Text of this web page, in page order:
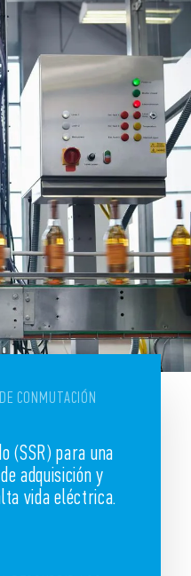
CONMUTACIÓN
(SSR) para una
adquisición y
vida eléctrica.